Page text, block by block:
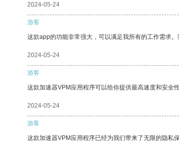
2024-05-24
游客
这款app的功能非常强大，可以满足我所有的工作需求
2024-05-24
游客
这款加速器VPM应用程序可以给你提供最高速度和安全
2024-05-24
游客
这款加速器VPM应用程序已经为我们带来了无限的隐私